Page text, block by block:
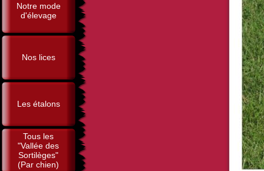
Notre mode
d'élevage
Nos lices
Les étalons
Tous les
"Vallée des
Sortilèges"
(Par chien)